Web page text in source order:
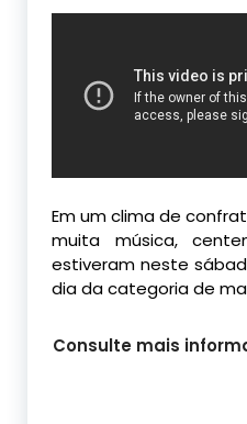
Em um clima de
muita música,
estiveram neste
dia da categoria de
Consulte mais